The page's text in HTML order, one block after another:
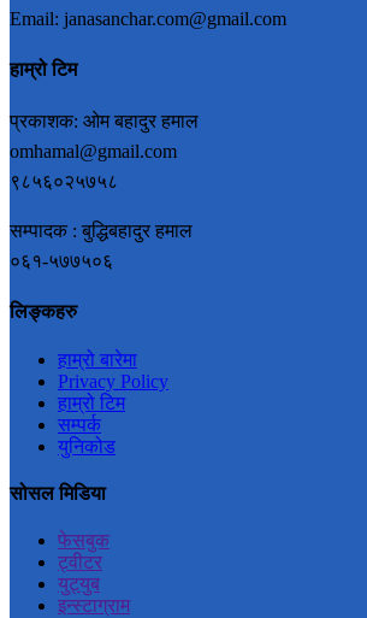
Email: janasanchar.com@gmail.com
हाम्रो टिम
प्रकाशक: ओम बहादुर हमाल
omhamal@gmail.com
९८५६०२५७५८
सम्पादक : बुद्धिबहादुर हमाल
०६१-५७७५०६
लिङ्कहरु
हाम्रो बारेमा
Privacy Policy
हाम्रो टिम
सम्पर्क
युनिकोड
सोसल मिडिया
फेसबुक
ट्वीटर
युट्युब
इन्स्टाग्राम